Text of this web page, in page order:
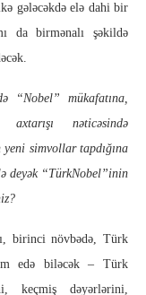
gələcəkdə elə dahi bir
da birmənalı şəkildə
“Nobel” mükafatına,
nəticəsində
yeni simvollar tapdığına
deyək “TürkNobel”inin
birinci növbədə, Türk
edə biləcək – Türk
keçmiş dəyərlərini,